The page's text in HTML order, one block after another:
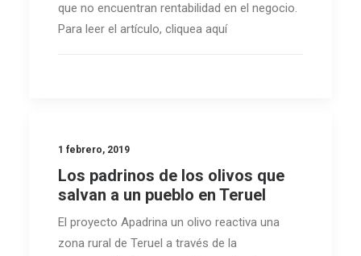
que no encuentran rentabilidad en el negocio.
Para leer el artículo, cliquea aquí
1 febrero, 2019
Los padrinos de los olivos que
salvan a un pueblo en Teruel
El proyecto Apadrina un olivo reactiva una
zona rural de Teruel a través de la